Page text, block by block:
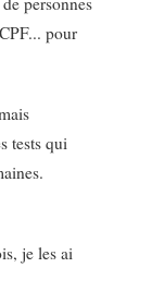
pour
tests qui
je les ai